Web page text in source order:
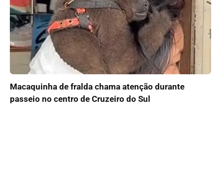
Macaquinha de fralda chama atenção durante
passeio no centro de Cruzeiro do Sul